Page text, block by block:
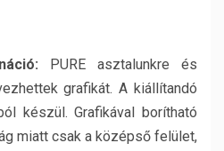
PURE asztalunkre és
grafikát. A kiállítandó
készül. Grafikával borítható
miatt csak a középső felület,